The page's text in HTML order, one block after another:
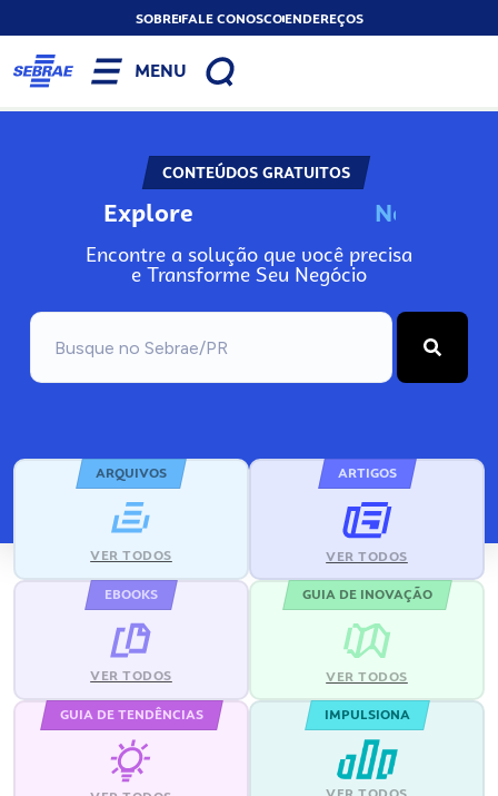
SOBREFALE CONOSCOENDEREÇOS
MENU
CONTEÚDOS GRATUITOS
Explore No
Encontre a solução que você precisa
e Transforme Seu Negócio
ARQUIVOS
VER TODOS
ARTIGOS
VER TODOS
EBOOKS
VER TODOS
GUIA DE INOVAÇÃO
VER TODOS
GUIA DE TENDÊNCIAS IMPULSIONA